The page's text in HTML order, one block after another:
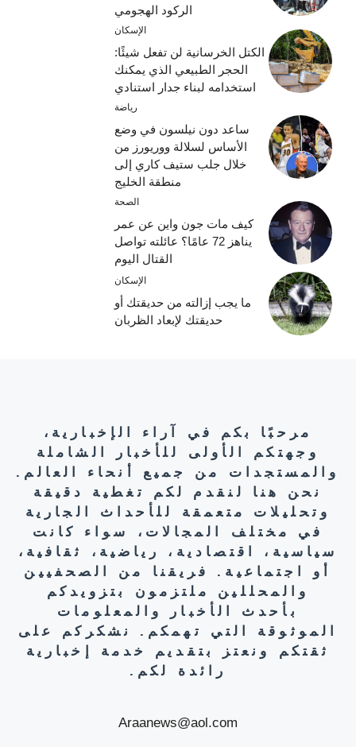
الركود الهجومي
الإسكان
الكتل الخرسانية لن تفعل شيئًا:
الحجر الطبيعي الذي يمكنك
استخدامه لبناء جدار استنادي
رياضة
ساعد دون نيلسون في وضع
الأساس لسلالة ووريورز من
خلال جلب ستيف كاري إلى
منطقة الخليج
الصحة
كيف مات جون واين عن عمر
يناهز 72 عامًا؟ عائلته تواصل
القتال اليوم
الإسكان
ما يجب إزالته من حديقتك أو
حديقتك لإبعاد الظربان
مرحبًا بكم في آراء الإخبارية،
وجهتكم الأولى للأخبار الشاملة
والمستجدات من جميع أنحاء العالم.
نحن هنا لنقدم لكم تغطية دقيقة
وتحليلات متعمقة للأحداث الجارية
في مختلف المجالات، سواء كانت
سياسية، اقتصادية، رياضية، ثقافية،
أو اجتماعية. فريقنا من الصحفيين
والمحللين ملتزمون بتزويدكم
بأحدث الأخبار والمعلومات
الموثوقة التي تهمكم. نشكركم على
ثقتكم ونعتز بتقديم خدمة إخبارية
رائدة لكم.
Araanews@aol.com